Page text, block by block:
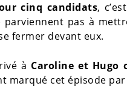
cinq candidats,
parviennent pas à
fermer devant eux.
à Caroline et Hugo
marqué cet épisode par